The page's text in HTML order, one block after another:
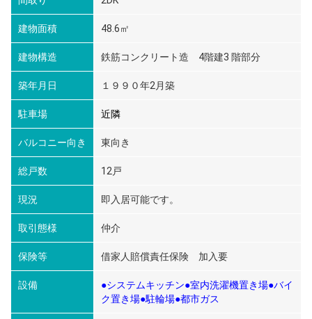
建物面積 48.6㎡
建物構造 鉄筋コンクリート造 4階建3 階部分
築年月日 １９９０年2月築
駐車場 近隣
バルコニー向き 東向き
総戸数 12戸
現況 即入居可能です。
取引態様 仲介
保険等 借家人賠償責任保険 加入要
設備
●システムキッチン●室内洗濯機置き場●バイ
ク置き場●駐輪場●都市ガス